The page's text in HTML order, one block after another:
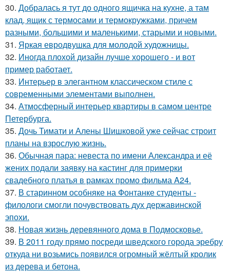
30. Добралась я тут до одного ящичка на кухне, а там
клад, ящик с термосами и термокружками, причем
разными, большими и маленькими, старыми и новыми.
31. Яркая евродвушка для молодой художницы.
32. Иногда плохой дизайн лучше хорошего - и вот
пример работает.
33. Интерьер в элегантном классическом стиле с
современными элементами выполнен.
34. Атмосферный интерьер квартиры в самом центре
Петербурга.
35. Дочь Тимати и Алены Шишковой уже сейчас строит
планы на взрослую жизнь.
36. Обычная пара: невеста по имени Александра и её
жених подали заявку на кастинг для примерки
свадебного платья в рамках промо фильма A24.
37. В старинном особняке на Фонтанке студенты -
филологи смогли почувствовать дух державинской
эпохи.
38. Новая жизнь деревянного дома в Подмосковье.
39. В 2011 году прямо посреди шведского города эребру
откуда ни возьмись появился огромный жёлтый кролик
из дерева и бетона.